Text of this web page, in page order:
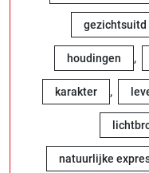
gezichtsuitd
houdingen ,
karakter ,
natuurlijke